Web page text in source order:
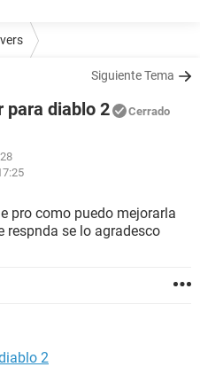
Siguiente Tema
para diablo 2 Cerrado
pro como puedo mejorarla
respnda se lo agradesco
2